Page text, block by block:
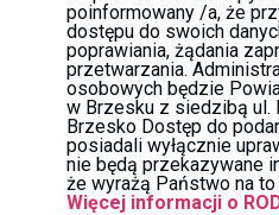
poinformowany /a, że
dostępu do swoich
poprawiania, żądania
przetwarzania.
osobowych będzie
w Brzesku z siedzibą ul.
Brzesko Dostęp do
posiadali wyłącznie
nie będą przekazywane
że wyrażą Państwo na
Więcej informacji o